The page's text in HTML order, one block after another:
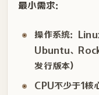
最小需求：
操作系统：
Ubuntu、
发行版本)
CPU不少于1核